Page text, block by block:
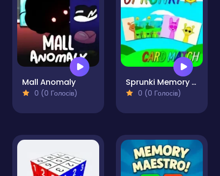
Mall Anomaly
0 (0 Голосів)
Sprunki Memory Card Match
0 (0 Голосів)